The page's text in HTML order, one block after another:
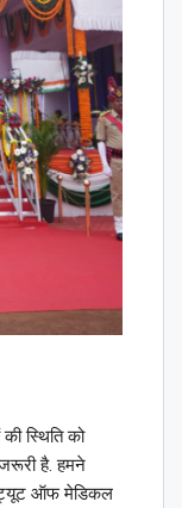
स्थिति को
है. हमने
ऑफ मेडिकल